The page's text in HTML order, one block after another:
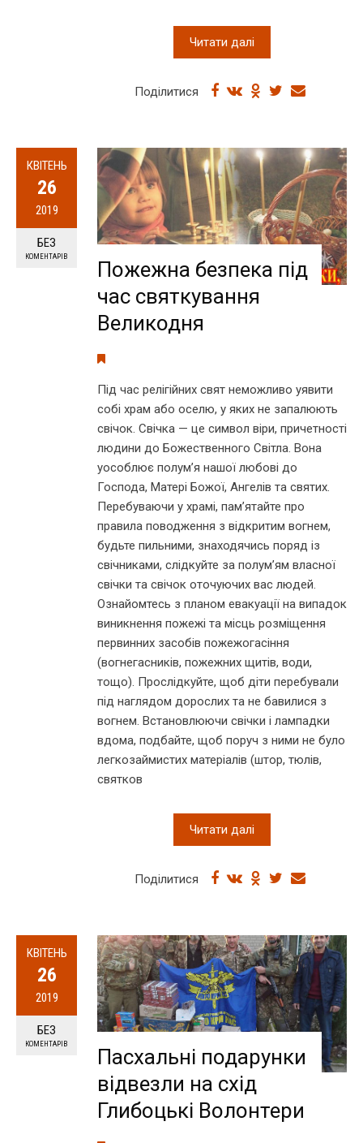
Читати далі
Поділитися
КВІТЕНЬ
26
2019
БЕЗ
КОМЕНТАРІВ
Пожежна безпека під
час святкування
Великодня
Під час релігійних свят неможливо уявити
собі храм або оселю, у яких не запалюють
свічок. Свічка — це символ віри, причетності
людини до Божественного Світла. Вона
уособлює полум’я нашої любові до
Господа, Матері Божої, Ангелів та святих.
Перебуваючи у храмі, пам’ятайте про
правила поводження з відкритим вогнем,
будьте пильними, знаходячись поряд із
свічниками, слідкуйте за полум’ям власної
свічки та свічок оточуючих вас людей.
Ознайомтесь з планом евакуації на випадок
виникнення пожежі та місць розміщення
первинних засобів пожежогасіння
(вогнегасників, пожежних щитів, води,
тощо). Прослідкуйте, щоб діти перебували
під наглядом дорослих та не бавилися з
вогнем. Встановлюючи свічки і лампадки
вдома, подбайте, щоб поруч з ними не було
легкозаймистих матеріалів (штор, тюлів,
святков
Читати далі
Поділитися
КВІТЕНЬ
26
2019
БЕЗ
КОМЕНТАРІВ
Пасхальні подарунки
відвезли на схід
Глибоцькі Волонтери